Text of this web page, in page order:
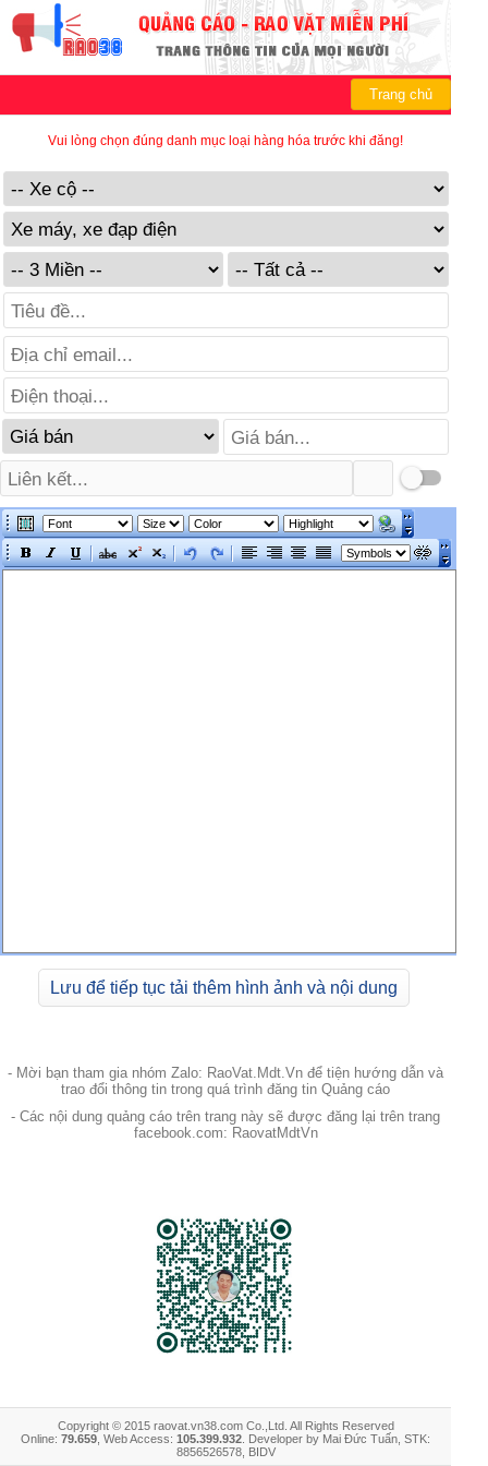
Trang chủ
Vui lòng chọn đúng danh mục loại hàng hóa trước khi đăng!
Lưu để tiếp tục tải thêm hình ảnh và nội dung
- Mời bạn tham gia nhóm Zalo: RaoVat.Mdt.Vn để tiện hướng dẫn và
trao đổi thông tin trong quá trình đăng tin Quảng cáo
- Các nội dung quảng cáo trên trang này sẽ được đăng lại trên trang
facebook.com: RaovatMdtVn
Copyright © 2015 raovat.vn38.com Co.,Ltd. All Rights Reserved
Online: 79.659 , Web Access: 105.399.932 . Developer by Mai Đức Tuấn, STK:
8856526578, BIDV